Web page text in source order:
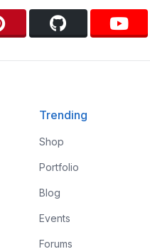
Trending
Shop
Portfolio
Blog
Events
Forums